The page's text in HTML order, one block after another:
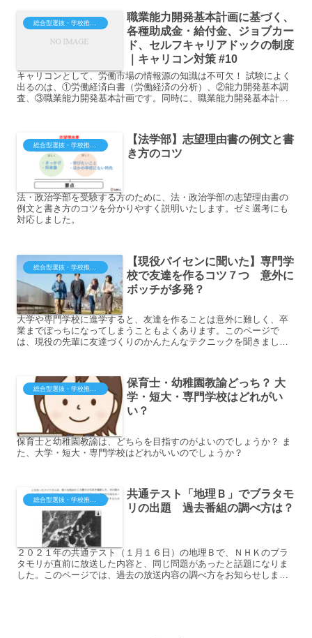
総合型選抜・学校推薦型（大学・短大・専門）
職業能力開発基本計画に基づく、
各種助成金・給付金、ジョブカー
ド、セルフキャリアドックの制度
｜キャリコン対策 #10
キャリコンとして、労働市場の情報源の知識は不可欠！ 試験によく
出るのは、①労働経済白書（労働経済の分析）、②能力開発基本調
査、③職業能力開発基本計画です。同時に、職業能力開発基本計画
【法学部】志望理由書の例文と書
き方のコツ
法・政治学部を受験する方のために、法・政治学部の志望理由書の
例文と書き方のコツを分かりやすく説明いたします。ゼミ選考にも
対応しました。
【現役パイセンに聞いた】専門学
校で友達を作るコツ７つ 意外に
ボッチが多発？
大学や専門学校に進学すると、友達を作ることは意外に難しく、卒
業までぼっちになってしまうこともよくあります。このページで
は、現役の先輩に友達づくりのかんたんなテクニックを聞きまし
総合型選抜・学校推薦型（大学・短大・専門）
保育士・幼稚園教諭どっち？ 大
学・短大・専門学校はどれがい
い？
保育士と幼稚園教諭は、どちらを目指すのがよいのでしょうか？ ま
た、大学・短大・専門学校はどれがいいのでしょうか？
総合型選抜・学校推薦型（大学・短大・専門）
共通テスト「地理Ｂ」でブラタモ
リの出題 過去番組の調べ方は？
２０２１年の共通テスト（１月１６日）の地理Ｂで、ＮＨＫのブラ
タモリが直前に放送した内容と、同じ問題があったと話題になりま
した。このページでは、過去の放送内容の調べ方をお知らせしま